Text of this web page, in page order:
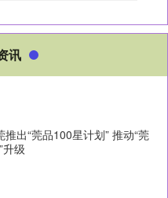
讯
推出“莞品100星计划” 推动“莞
升级